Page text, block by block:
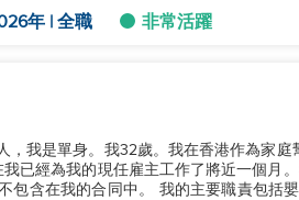
年 | 全職 非常活躍
我是單身。我32歲。我在香港作為家庭
已經為我的現任雇主工作了將近一個月
包含在我的合同中。 我的主要職責包括